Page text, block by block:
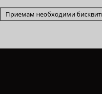
Приемам необходими